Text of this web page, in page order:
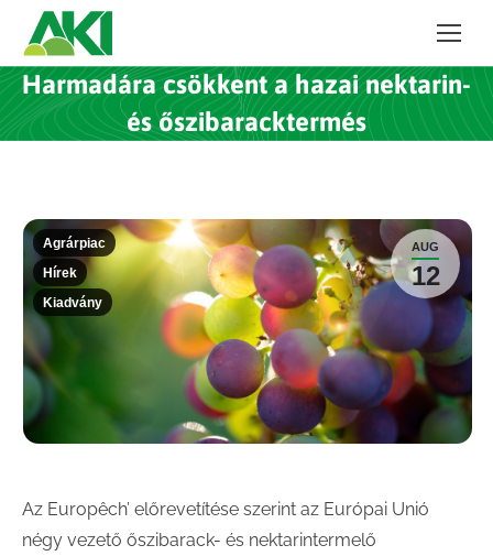
Harmadára csökkent a hazai nektarin-
és őszibaracktermés
AUG
12
Agrárpiac
Hírek
Kiadvány
Az Europêch’ előrevetítése szerint az Európai Unió
négy vezető őszibarack- és nektarintermelő